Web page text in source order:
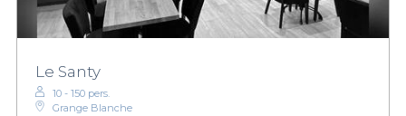
Le Santy
10 - 150 pers.
Grange Blanche